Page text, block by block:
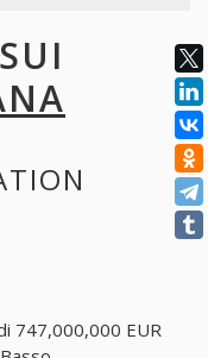
747,000,000 EUR